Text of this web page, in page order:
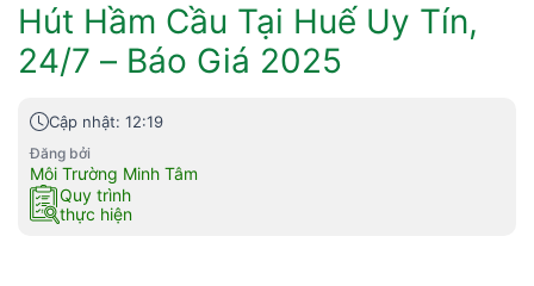
Hút Hầm Cầu Tại Huế Uy Tín,
24/7 – Báo Giá 2025
Cập nhật: 12:19
Đăng bởi
Môi Trường Minh Tâm
Quy trình
thực hiện